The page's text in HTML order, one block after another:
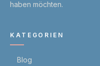
haben möchten.
KATEGORIEN
Blog